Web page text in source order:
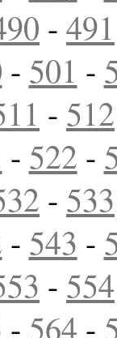
- 491
- 501 -
- 512
- 522 -
- 533
- 543 -
- 554
- 564 -